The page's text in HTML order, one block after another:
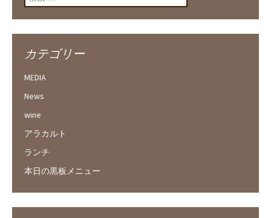
カテゴリー
MEDIA
News
wine
アラカルト
ランチ
本日の黒板メニュー